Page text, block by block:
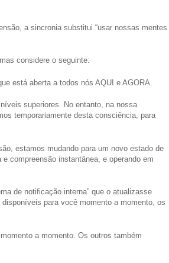
a sincronia substitui “usar nossas mentes
considere o seguinte:
está aberta a todos nós AQUI e AGORA.
superiores. No entanto, na nossa
temporariamente desta consciência, para
estamos mudando para um novo estado de
compreensão instantânea, e operando em
de notificação interna” que o atualizasse
para você momento a momento, os
a momento. Os outros também